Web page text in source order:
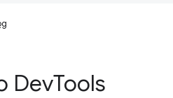
DevTools